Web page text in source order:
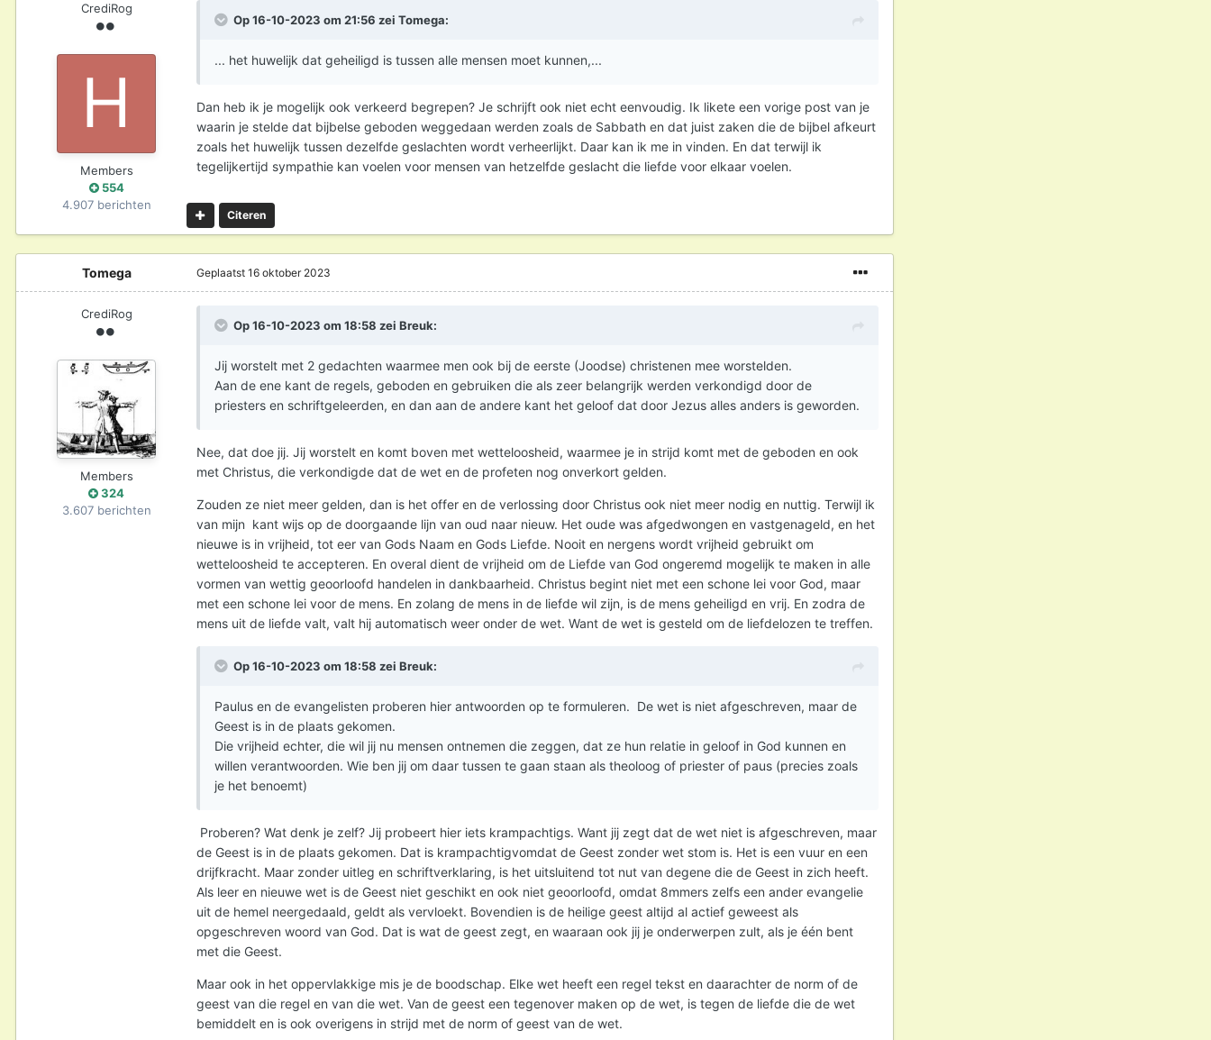
CrediRog
Members
554
4.907 berichten
Op 16-10-2023 om 21:56 zei Tomega:
... het huwelijk dat geheiligd is tussen alle mensen moet kunnen,...
Dan heb ik je mogelijk ook verkeerd begrepen? Je schrijft ook niet echt eenvoudig. Ik likete een vorige post van je
waarin je stelde dat bijbelse geboden weggedaan werden zoals de Sabbath en dat juist zaken die de bijbel afkeurt
zoals het huwelijk tussen dezelfde geslachten wordt verheerlijkt. Daar kan ik me in vinden. En dat terwijl ik
tegelijkertijd sympathie kan voelen voor mensen van hetzelfde geslacht die liefde voor elkaar voelen.
Citeren
Tomega
CrediRog
Members
324
3.607 berichten
Geplaatst 16 oktober 2023
Op 16-10-2023 om 18:58 zei Breuk:
Jij worstelt met 2 gedachten waarmee men ook bij de eerste (Joodse) christenen mee worstelden.
Aan de ene kant de regels, geboden en gebruiken die als zeer belangrijk werden verkondigd door de
priesters en schriftgeleerden, en dan aan de andere kant het geloof dat door Jezus alles anders is geworden.
Nee, dat doe jij. Jij worstelt en komt boven met wetteloosheid, waarmee je in strijd komt met de geboden en ook
met Christus, die verkondigde dat de wet en de profeten nog onverkort gelden.
Zouden ze niet meer gelden, dan is het offer en de verlossing door Christus ook niet meer nodig en nuttig. Terwijl ik
van mijn kant wijs op de doorgaande lijn van oud naar nieuw. Het oude was afgedwongen en vastgenageld, en het
nieuwe is in vrijheid, tot eer van Gods Naam en Gods Liefde. Nooit en nergens wordt vrijheid gebruikt om
wetteloosheid te accepteren. En overal dient de vrijheid om de Liefde van God ongeremd mogelijk te maken in alle
vormen van wettig geoorloofd handelen in dankbaarheid. Christus begint niet met een schone lei voor God, maar
met een schone lei voor de mens. En zolang de mens in de liefde wil zijn, is de mens geheiligd en vrij. En zodra de
mens uit de liefde valt, valt hij automatisch weer onder de wet. Want de wet is gesteld om de liefdelozen te treffen.
Op 16-10-2023 om 18:58 zei Breuk:
Paulus en de evangelisten proberen hier antwoorden op te formuleren. De wet is niet afgeschreven, maar de
Geest is in de plaats gekomen.
Die vrijheid echter, die wil jij nu mensen ontnemen die zeggen, dat ze hun relatie in geloof in God kunnen en
willen verantwoorden. Wie ben jij om daar tussen te gaan staan als theoloog of priester of paus (precies zoals
je het benoemt)
Proberen? Wat denk je zelf? Jij probeert hier iets krampachtigs. Want jij zegt dat de wet niet is afgeschreven, maar
de Geest is in de plaats gekomen. Dat is krampachtigvomdat de Geest zonder wet stom is. Het is een vuur en een
drijfkracht. Maar zonder uitleg en schriftverklaring, is het uitsluitend tot nut van degene die de Geest in zich heeft.
Als leer en nieuwe wet is de Geest niet geschikt en ook niet geoorloofd, omdat 8mmers zelfs een ander evangelie
uit de hemel neergedaald, geldt als vervloekt. Bovendien is de heilige geest altijd al actief geweest als
opgeschreven woord van God. Dat is wat de geest zegt, en waaraan ook jij je onderwerpen zult, als je één bent
met die Geest.
Maar ook in het oppervlakkige mis je de boodschap. Elke wet heeft een regel tekst en daarachter de norm of de
geest van die regel en van die wet. Van de geest een tegenover maken op de wet, is tegen de liefde die de wet
bemiddelt en is ook overigens in strijd met de norm of geest van de wet.